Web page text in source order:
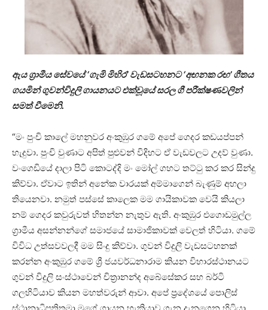
ඇය ග්‍රාමීය සේවයේ ‘ගැමි මිහිර’ වැඩසටහනට ‘අඟනක රඟ’ ගීතය
ගයමින් ගුවන්විදුලි ගායනයට එක්වූයේ සරල ගී පරීක්ෂණවලින්
සමත් වීමෙනි.
“මං පුංචි කාලේ මහනුවර අංකුඹුර ගමේ අපේ ගෙදර කඩයප්පන්
හැදුවා. පුංචි වුණාට අපිත් පුළුවන් විදිහට ඒ වැඩවලට උදව් වුණා.
වංගෙඩියේ දාලා පිටි කොටද්දි මං මෝල් ගහට තට්ටු කර කර සින්දු
කිව්වා. ඒවාට ඉතින් අනේක වාරයක් අම්මාගෙන් බැණුම් අහලා
තියෙනවා. නමුත් පස්සේ කාලෙක මම ගායිකාවක වෙයි කියලා
නම් ගෙදර කවුරුවත් හිතන්න නැතුව ඇති. අංකුඹුර එගොඩමුල්ල
ග්‍රාමීය අසන්නන්ගේ සමාජයේ සාමාජිකාවක් වෙලත් හිටියා. ගමේ
විවිධ උත්සවවලදී මම සිංදු කිව්වා. ගුවන් විදුලි වැඩසටහනක්
කරන්න අංකුඹුර ගමේ ශ්‍රී ජයවර්ධනාරාම කියන විහාරස්ථානයට
ගුවන් විදුලි සංස්ථාවෙන් චිත්‍රානන්ද අබේසේකර සහ බර්ටි
ගලහිටියාව කියන මහත්වරුන් ආවා. අපේ ප්‍රදේශයේ පොලිස්